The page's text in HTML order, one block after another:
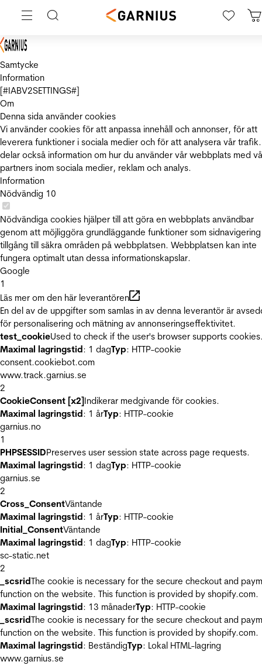
Samtycke
Information
[#IABV2SETTINGS#]
Om
Denna sida använder cookies
Vi använder cookies för att anpassa innehåll och annonser, för att
leverera funktioner i sociala medier och för att analysera vår
delar också information om hur du använder vår webbplats med
partners inom sociala medier, reklam och analys.
Information
Nödvändig 10
Nödvändiga cookies hjälper till att göra en webbplats användbar
genom att möjliggöra grundläggande funktioner som
tillgång till säkra områden på webbplatsen. Webbplatsen kan inte
fungera optimalt utan dessa informationskapslar.
Google
1
Läs mer om den här leverantören
En del av de uppgifter som samlas in av denna leverantör är
för personalisering och mätning av annonseringseffektivitet.
test_cookieUsed to check if the user's browser supports
Maximal lagringstid: 1 dagTyp: HTTP-cookie
consent.cookiebot.com
www.track.garnius.se
2
CookieConsent [x2]Indikerar medgivande för cookies.
Maximal lagringstid: 1 årTyp: HTTP-cookie
garnius.no
1
PHPSESSIDPreserves user session state across page requests.
Maximal lagringstid: 1 dagTyp: HTTP-cookie
garnius.se
2
Cross_ConsentVäntande
Maximal lagringstid: 1 årTyp: HTTP-cookie
Initial_ConsentVäntande
Maximal lagringstid: 1 dagTyp: HTTP-cookie
sc-static.net
2
_scsridThe cookie is necessary for the secure checkout and
function on the website. This function is provided by shopify.com.
Maximal lagringstid: 13 månaderTyp: HTTP-cookie
_scsridThe cookie is necessary for the secure checkout and
function on the website. This function is provided by shopify.com.
Maximal lagringstid: BeständigTyp: Lokal HTML-lagring
www.garnius.se